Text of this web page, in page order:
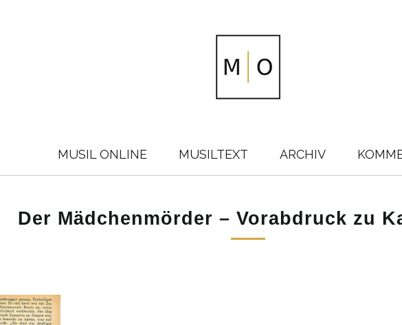
MUSIL ONLINE MUSILTEXT ARCHIV
Der Mädchenmörder – Vorabdruck zu